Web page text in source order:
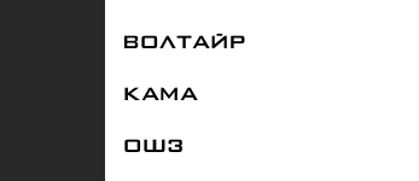
ВОЛТАЙР
КАМА
ОШЗ